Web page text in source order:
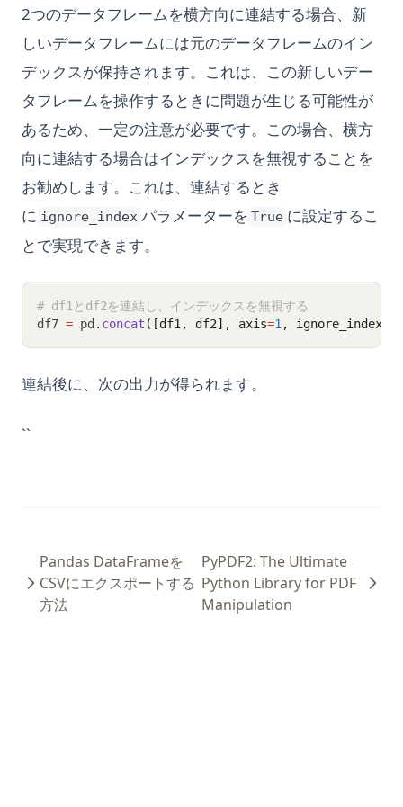
2つのデータフレームを横方向に連結する場合、新
しいデータフレームには元のデータフレームのイン
デックスが保持されます。これは、この新しいデー
タフレームを操作するときに問題が生じる可能性が
あるため、一定の注意が必要です。この場合、横方
向に連結する場合はインデックスを無視することを
お勧めします。これは、連結するとき
に ignore_index パラメーターを True に設定するこ
とで実現できます。
# df1とdf2を連結し、インデックスを無視する
df7 = pd . concat ([df1, df2], axis=1 , ignore_index
連結後に、次の出力が得られます。
``
Pandas DataFrameを
CSVにエクスポートする
方法
PyPDF2: The Ultimate
Python Library for PDF
Manipulation